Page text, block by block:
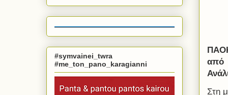
από
Στη
#symvainei_twra
#me_ton_pano_karagianni